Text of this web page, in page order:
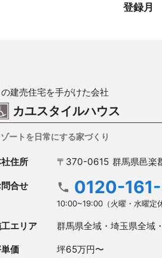
登録月
の建売住宅を手がけた会社
カユスタイルハウス
ゾートを日常にする家づくり
住所 〒370-0615 群馬県邑楽
合せ 0120-
10:00~19:00（火曜・水曜定休
エリア 群馬県全域・埼玉県全域
価 坪65万円〜